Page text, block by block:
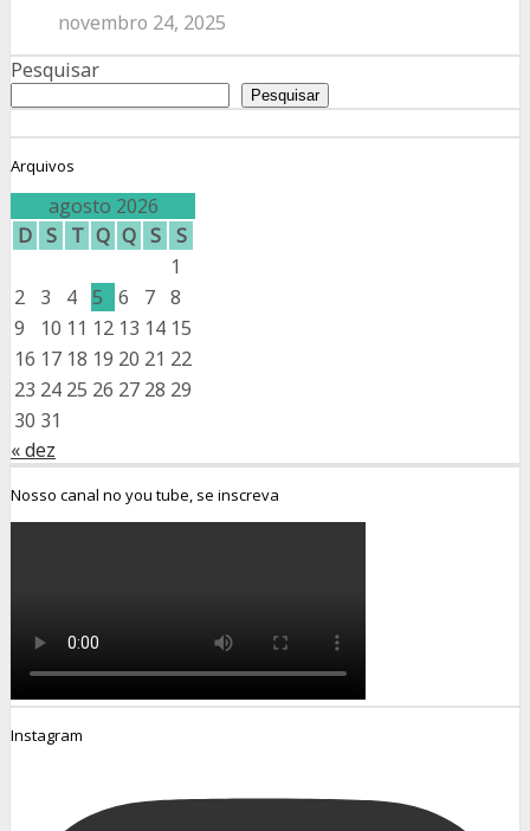
novembro 24, 2025
Pesquisar
Pesquisar
Arquivos
agosto 2026
D S T Q Q S
S
1
2
3 4 5 6 7 8
9
10 11 12 13 14 15
16 17 18 19 20 21 22
23 24 25 26 27 28 29
30 31
« dez
Nosso canal no you tube, se inscreva
Instagram